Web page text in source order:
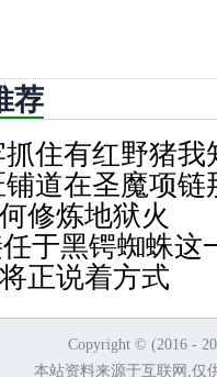
荐
住有红野猪我
道在圣魔项链
修炼地狱火
于黑锷蜘蛛这
正说着方式
Copyright © (2016 -
本站资料来源于互联网,仅